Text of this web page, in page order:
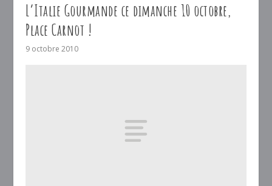
L’Italie Gourmande ce dimanche 10 octobre,
Place Carnot !
9 octobre 2010